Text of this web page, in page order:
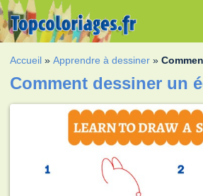
Accueil »Apprendre à dessiner »
Comment dessiner un